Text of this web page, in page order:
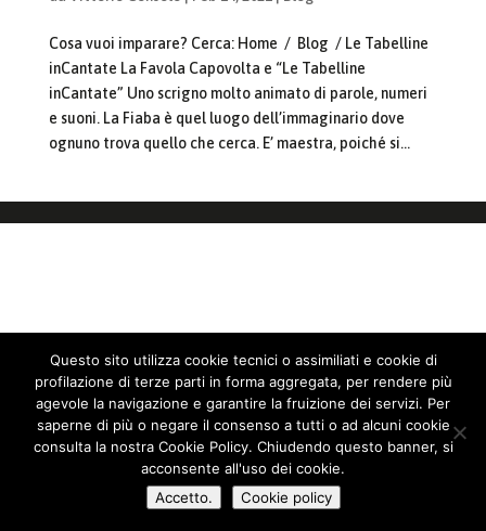
Cosa vuoi imparare? Cerca: Home / Blog / Le Tabelline
inCantate La Favola Capovolta e “Le Tabelline
inCantate” Uno scrigno molto animato di parole, numeri
e suoni. La Fiaba è quel luogo dell’immaginario dove
ognuno trova quello che cerca. E’ maestra, poiché si...
Questo sito utilizza cookie tecnici o assimiliati e cookie di
profilazione di terze parti in forma aggregata, per rendere più
agevole la navigazione e garantire la fruizione dei servizi. Per
saperne di più o negare il consenso a tutti o ad alcuni cookie
consulta la nostra Cookie Policy. Chiudendo questo banner, si
acconsente all'uso dei cookie.
Accetto.
Cookie policy